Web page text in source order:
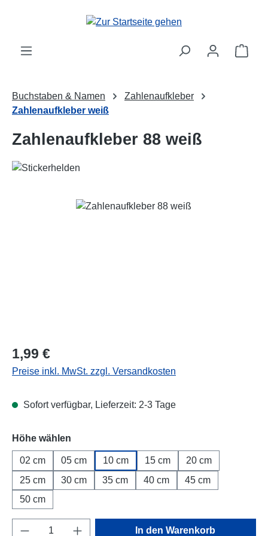
Zum Hauptinhalt springen
Buchstaben & Namen
Zahlenaufkleber
Zahlenaufkleber weiß
Zahlenaufkleber 88 weiß
Bildergalerie überspringen
Regulärer Preis:
1,99 €
Preise inkl. MwSt. zzgl. Versandkosten
Sofort verfügbar, Lieferzeit: 2-3 Tage
Höhe wählen
02 cm 05 cm 10 cm 15 cm
20 cm
25 cm
30 cm 35 cm 40 cm
45 cm
50 cm
Produkt Anzahl: Gib den gewünschten
In den Warenkorb